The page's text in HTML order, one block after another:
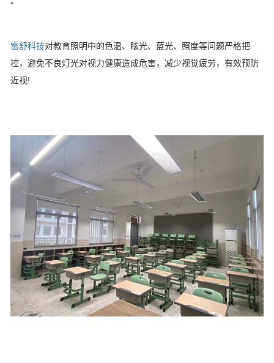
"
雷舒科技对教育照明中的色温、眩光、蓝光、照度等问题严格把
控，避免不良灯光对视力健康造成危害，减少视觉疲劳，有效预防
近视!